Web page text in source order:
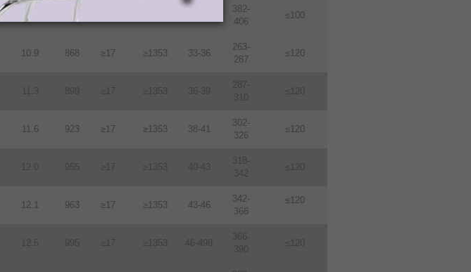
13.0
382-
406
≤100
10.9 868 ≥17 ≥1353 33-36
263-
287
≤120
11.3 899 ≥17 ≥1353 36-39
287-
310
≤120
11.6 923 ≥17 ≥1353 38-41
302-
326
≤120
12 0 955 ≥17 ≥1353 40-43
318-
342
≤120
12.1 963 ≥17 ≥1353 43-46
342-
366
≤120
12.5 995 ≥17 ≥1353 46-498
366-
390
≤120